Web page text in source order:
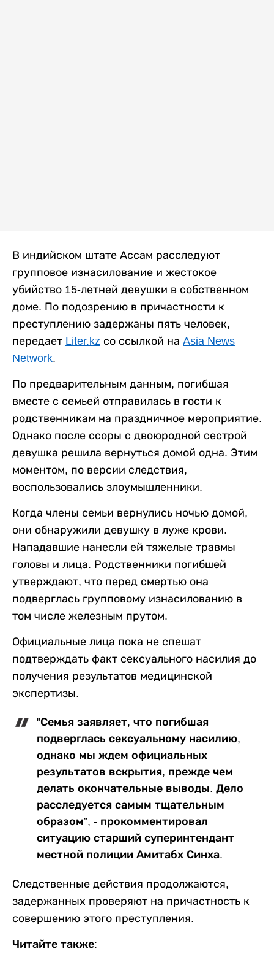
В индийском штате Ассам расследуют
групповое изнасилование и жестокое
убийство 15-летней девушки в собственном
доме. По подозрению в причастности к
преступлению задержаны пять человек,
передает Liter.kz со ссылкой на Asia News
Network.
По предварительным данным, погибшая
вместе с семьей отправилась в гости к
родственникам на праздничное мероприятие.
Однако после ссоры с двоюродной сестрой
девушка решила вернуться домой одна. Этим
моментом, по версии следствия,
воспользовались злоумышленники.
Когда члены семьи вернулись ночью домой,
они обнаружили девушку в луже крови.
Нападавшие нанесли ей тяжелые травмы
головы и лица. Родственники погибшей
утверждают, что перед смертью она
подверглась групповому изнасилованию в
том числе железным прутом.
Официальные лица пока не спешат
подтверждать факт сексуального насилия до
получения результатов медицинской
экспертизы.
"Семья заявляет, что погибшая
подверглась сексуальному насилию,
однако мы ждем официальных
результатов вскрытия, прежде чем
делать окончательные выводы. Дело
расследуется самым тщательным
образом”, - прокомментировал
ситуацию старший суперинтендант
местной полиции Амитабх Синха.
Следственные действия продолжаются,
задержанных проверяют на причастность к
совершению этого преступления.
Читайте также: